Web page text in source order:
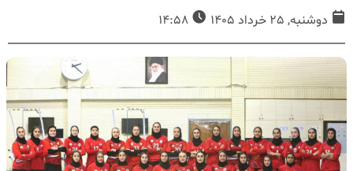
دوشنبه, 25 خرداد 1405